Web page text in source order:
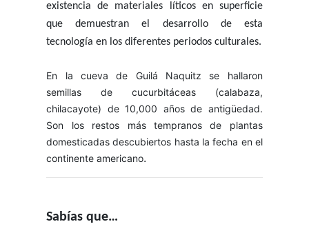
existencia de materiales líticos en superficie
que demuestran el desarrollo de esta
tecnología en los diferentes periodos culturales.
En la cueva de Guilá Naquitz se hallaron
semillas de cucurbitáceas (calabaza,
chilacayote) de 10,000 años de antigüedad.
Son los restos más tempranos de plantas
domesticadas descubiertos hasta la fecha en el
continente americano.
Sabías que…